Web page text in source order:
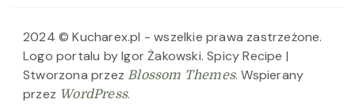
2024 © Kucharex.pl - wszelkie prawa zastrzeżone.
Logo portalu by Igor Żakowski. Spicy Recipe |
Stworzona przez Blossom Themes. Wspierany
przez WordPress.